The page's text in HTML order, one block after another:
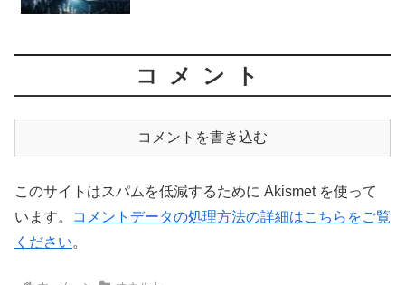
コメント
コメントを書き込む
このサイトはスパムを低減するために Akismet を使って
います。
コメントデータの処理方法の詳細はこちらをご覧
ください。